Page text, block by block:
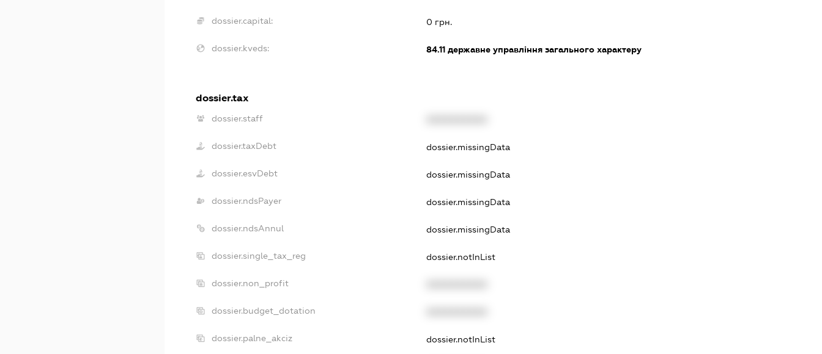
dossier.capital: 0 грн.
dossier.kveds: 84.11 державне управління загального характеру
dossier.tax
dossier.staff
dossier.taxDebt dossier.missingData
dossier.esvDebt dossier.missingData
dossier.ndsPayer dossier.missingData
dossier.ndsAnnul dossier.missingData
dossier.single_tax_reg dossier.notInList
dossier.non_profit
dossier.budget_dotation
dossier.palne_akciz dossier.notInList